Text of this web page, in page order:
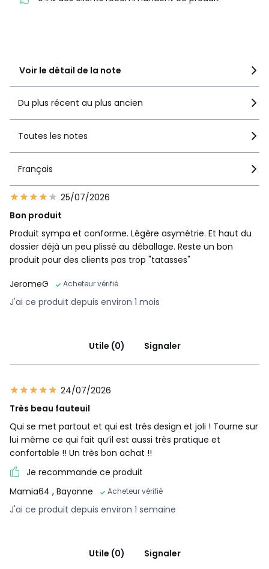
Tailles Taille Unique
Caractéristiques environnementales de l’emballage
Voir le détail de la note
Du plus récent au plus ancien
Toutes les notes
Français
25/07/2026
Bon produit
Produit sympa et conforme. Légère asymétrie. Et haut du
dossier déjà un peu plissé au déballage. Reste un bon
produit pour des clients pas trop "tatasses"
JeromeG
Acheteur vérifié
J'ai ce produit depuis environ 1 mois
Utile (0) Signaler
24/07/2026
Très beau fauteuil
Qui se met partout et qui est très design et joli ! Tourne sur
lui même ce qui fait qu’il est aussi très pratique et
confortable !! Un très bon achat !!
Je recommande ce produit
Mamia64 , Bayonne Acheteur vérifié
J'ai ce produit depuis environ 1 semaine
Utile (0) Signaler